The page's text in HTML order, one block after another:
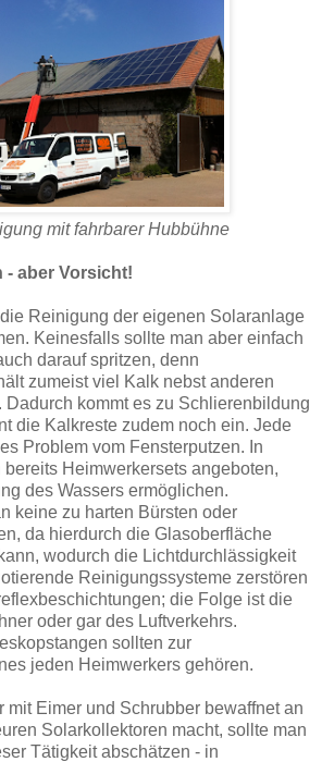
mit fahrbarer Hubbühne
- aber Vorsicht!
Reinigung der eigenen Solaranlage
Keinesfalls sollte man aber einfach
darauf spritzen, denn
zumeist viel Kalk nebst anderen
kommt es zu Schlierenbildung
die Kalkreste zudem noch ein. Jede
Problem vom Fensterputzen. In
Heimwerkersets angeboten,
des Wassers ermöglichen.
keine zu harten Bürsten oder
da hierdurch die Glasoberfläche
wodurch die Lichtdurchlässigkeit
Reinigungssysteme zerstören
die Folge ist die
oder gar des Luftverkehrs.
sollten zur
jeden Heimwerkers gehören.
mit Eimer und Schrubber bewaffnet an
Solarkollektoren macht, sollte man
Tätigkeit abschätzen - in